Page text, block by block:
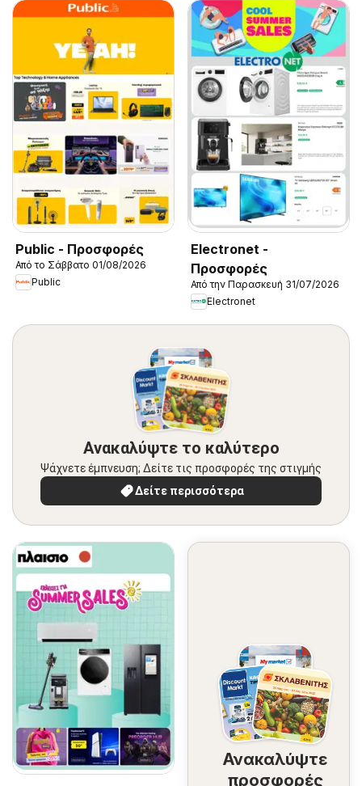
Public - Προσφορές
Από το Σάββατο 01/08/2026
Public
Electronet -
Προσφορές
Από την Παρασκευή 31/07/2026
Electronet
Ανακαλύψτε το καλύτερο
Ψάχνετε έμπνευση; Δείτε τις προσφορές της στιγμής
Δείτε περισσότερα
Ανακαλύψτε
προσφορές